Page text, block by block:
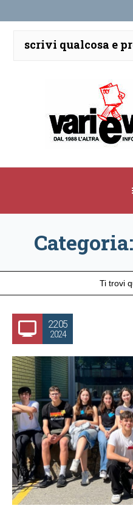
Ti trovi
22.05
2024